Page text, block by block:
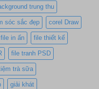
trung thu
sóc sắc đẹp corel Draw
file in ấn file thiết kế
file tranh PSD
trà sữa
giải khát